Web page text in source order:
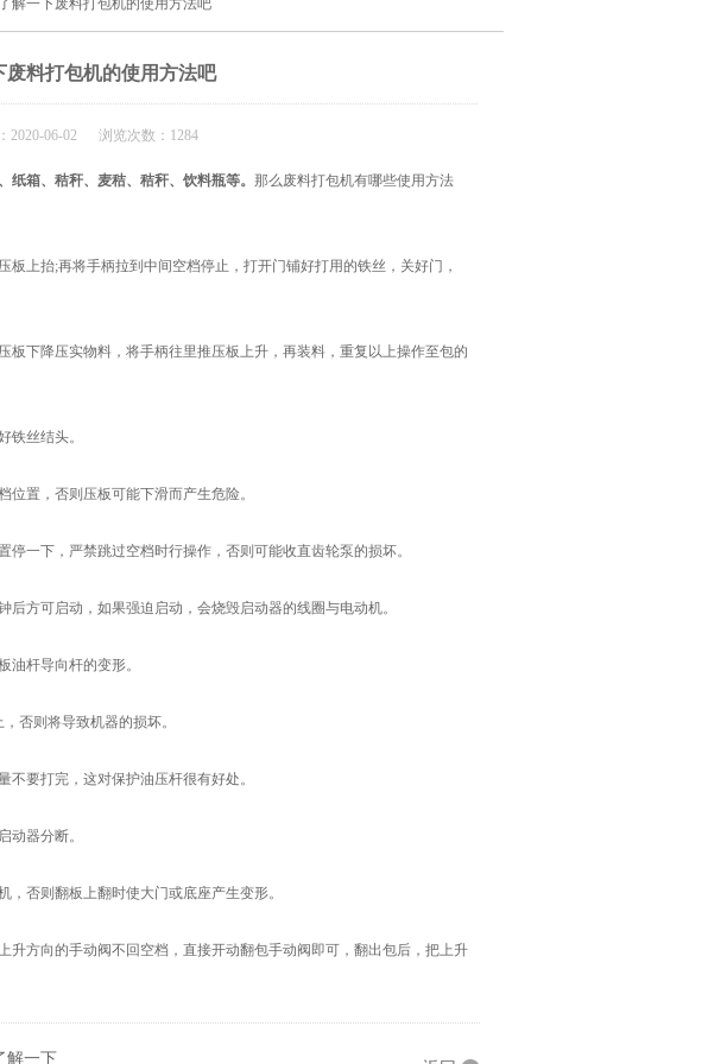
解一下废料打包机的使用方法吧
废料打包机的使用方法吧
2020-06-02 浏览次数：1284
箱、秸秆、麦秸、秸秆、饮料瓶等。 那么废料打包机有哪些使用方法
上抬;再将手柄拉到中间空档停止，打开门铺好打用的铁丝，关好门，
下降压实物料，将手柄往里推压板上升，再装料，重复以上操作至包的
丝结头。
置，否则压板可能下滑而产生危险。
一下，严禁跳过空档时行操作，否则可能收直齿轮泵的损坏。
方可启动，如果强迫启动，会烧毁启动器的线圈与电动机。
杆导向杆的变形。
否则将导致机器的损坏。
要打完，这对保护油压杆很有好处。
器分断。
否则翻板上翻时使大门或底座产生变形。
方向的手动阀不回空档，直接开动翻包手动阀即可，翻出包后，把上升
解一下